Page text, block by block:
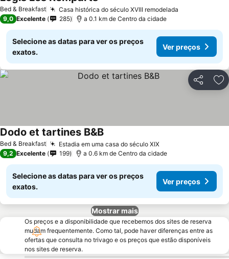
Bed & Breakfast Casa histórica do século XVIII remodelada
Ver preços
9,0 Excelente 285 a 0.1 km de Centro da cidade
Selecione as datas para ver os preços
exatos.
Ver preços
Partilhar
Bed & Breakfast Estadia em uma casa do século XIXVer preços
Dodo et tartines B&BVer preços
9,2 Excelente 199 a 0.6 km de Centro da cidade
Selecione as datas para ver os preços
exatos.
Ver preços
Mostrar mais
Os preços e a disponibilidade que recebemos dos sites de reserva
mudam frequentemente. Como tal, pode haver diferenças entre as
ofertas que consulta no trivago e os preços que estão disponíveis
nos sites de reserva.